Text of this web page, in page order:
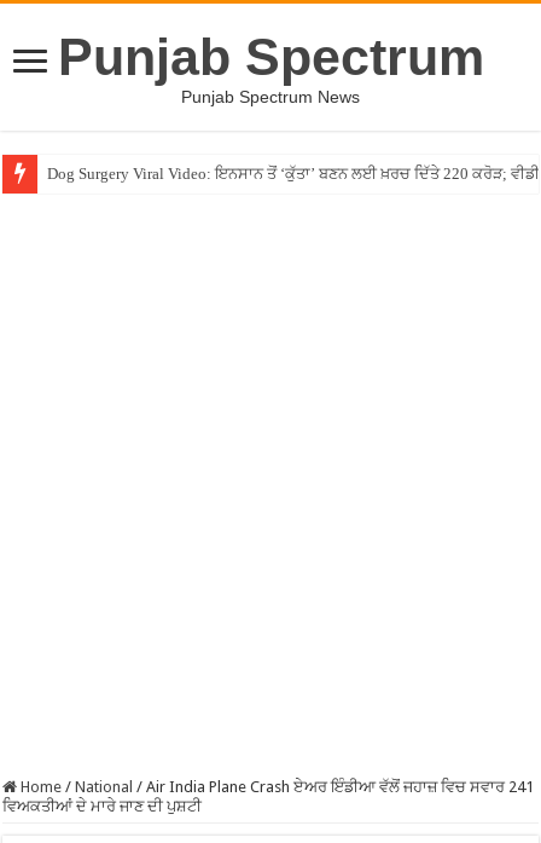
Punjab Spectrum
Punjab Spectrum News
Dog Surgery Viral Video: ਇਨਸਾਨ ਤੋਂ ‘ਕੁੱਤਾ’ ਬਣਨ ਲਈ ਖ਼ਰਚ ਦਿੱਤੇ 220 ਕਰੋੜ;
Home / National / Air India Plane Crash ਏਅਰ ਇੰਡੀਆ ਵੱਲੋਂ ਜਹਾਜ਼ ਵਿਚ ਸਵਾਰ 241
ਵਿਅਕਤੀਆਂ ਦੇ ਮਾਰੇ ਜਾਣ ਦੀ ਪੁਸ਼ਟੀ